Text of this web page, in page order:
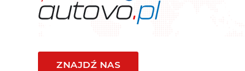
ZNAJDŹ NAS